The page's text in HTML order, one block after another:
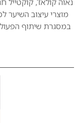
מוצרי עיצוב השיער
במסגרת שיתוף